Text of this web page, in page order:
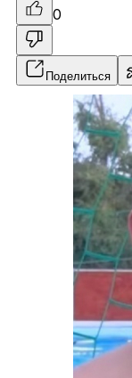
0
Поделиться